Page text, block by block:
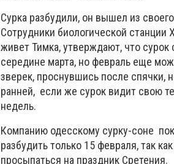
Сурка разбудили, он вышел из
Сотрудники биологической станции
живет Тимка, утверждают, что
середине марта, но февраль еще
зверек, проснувшись после спячки,
ранней, если же сурок видит свою
недель.
Компанию одесскому сурку-соне
разбудить только 15 февраля, так
просыпаться на праздник Сретения.